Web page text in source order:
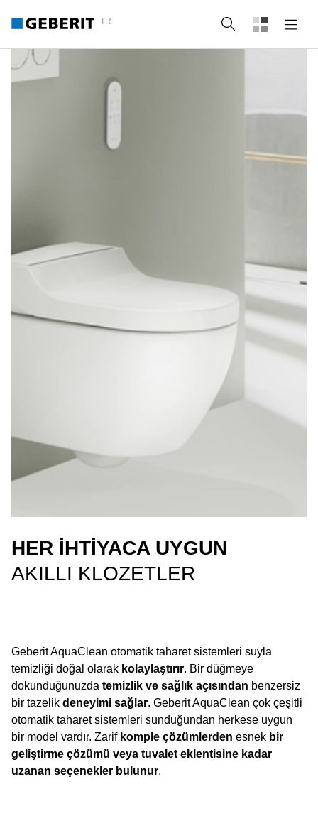
TR Arama
HER IHTIYACA UYGUN
AKILLI KLOZETLER
Geberit AquaClean otomatik taharet sistemleri suyla
temizliği doğal olarak kolaylaştırır. Bir düğmeye
dokunduğunuzda temizlik ve sağlık açısından benzersiz
bir tazelik deneyimi sağlar. Geberit AquaClean çok çeşitli
otomatik taharet sistemleri sunduğundan herkese uygun
bir model vardır. Zarif komple çözümlerden esnek bir
geliştirme çözümü veya tuvalet eklentisine kadar
uzanan seçenekler bulunur.